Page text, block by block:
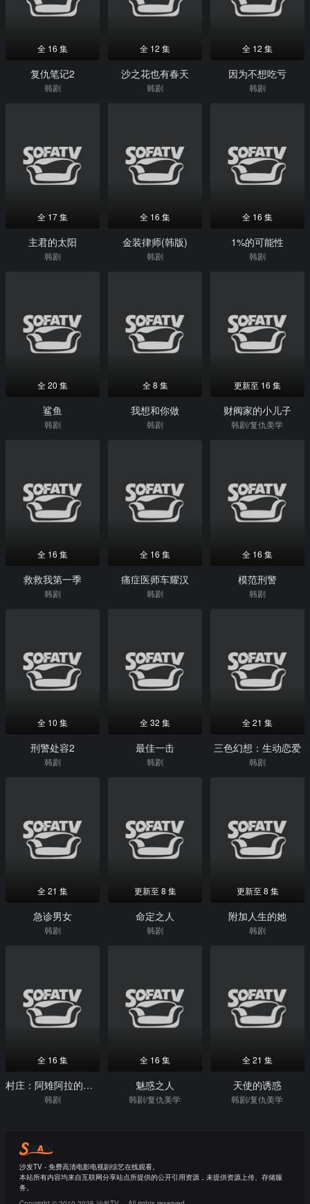
全 16 集
复仇笔记2
韩剧
全 12 集
沙之花也有春天
韩剧
全 12 集
因为不想吃亏
韩剧
全 17 集
主君的太阳
韩剧
全 16 集
金装律师(韩版)
韩剧
全 16 集
1%的可能性
韩剧
全 20 集
鲨鱼
韩剧
全 8 集
我想和你做
韩剧
更新至 16 集
财阀家的小儿子
韩剧/复仇美学
全 16 集
救救我第一季
韩剧
全 16 集
痛症医师车耀汉
韩剧
全 16 集
模范刑警
韩剧
全 10 集
刑警处容2
韩剧
全 32 集
最佳一击
韩剧
全 21 集
三色幻想：生动恋爱
韩剧
全 21 集
急诊男女
韩剧
更新至 8 集
命定之人
韩剧
更新至 8 集
附加人生的她
韩剧
全 16 集
村庄：阿雉阿拉的祕密
韩剧
全 16 集
魅惑之人
韩剧/复仇美学
全 21 集
天使的诱惑
韩剧/复仇美学
沙发TV - 免费高清电影电视剧综艺在线观看。
本站所有内容均来自互联网分享站点所提供的公开引用资源，未提供资源上传、存储服
务。